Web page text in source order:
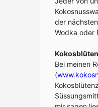
der
Wodka oder
Bei meinen
(